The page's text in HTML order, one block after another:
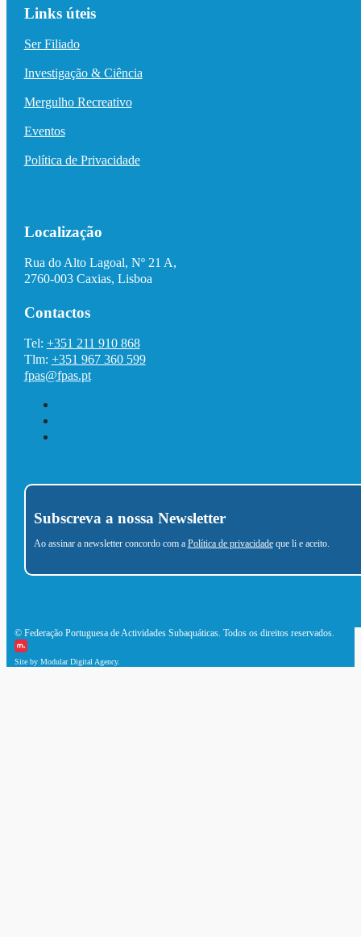
Links úteis
Ser Filiado
Investigação & Ciência
Mergulho Recreativo
Eventos
Política de Privacidade
Localização
Rua do Alto Lagoal, Nº 21 A,
2760-003 Caxias, Lisboa
Contactos
Tel: +351 211 910 868
Tlm: +351 967 360 599
fpas@fpas.pt
Subscreva a nossa Newsletter
Ao assinar a newsletter concordo com a Política de privacidadeque li e aceito.
© Federação Portuguesa de Actividades Subaquáticas. Todos os direitos reservados.
Site by Modular Digital Agency.